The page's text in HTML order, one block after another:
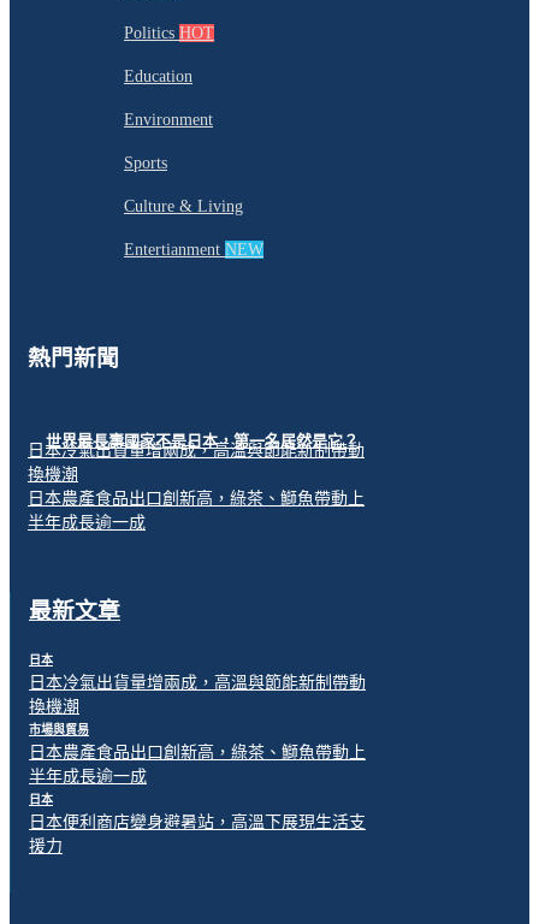
Politics HOT
Education
Environment
Sports
Culture & Living
Entertianment NEW
熱門新聞
世界最長壽國家不是日本，第一名居然是它？
日本冷氣出貨量增兩成，高溫與節能新制帶動
換機潮
日本農產食品出口創新高，綠茶、鰤魚帶動上
半年成長逾一成
最新文章
日本
日本冷氣出貨量增兩成，高溫與節能新制帶動
換機潮
市場與貿易
日本農產食品出口創新高，綠茶、鰤魚帶動上
半年成長逾一成
日本
日本便利商店變身避暑站，高溫下展現生活支
援力